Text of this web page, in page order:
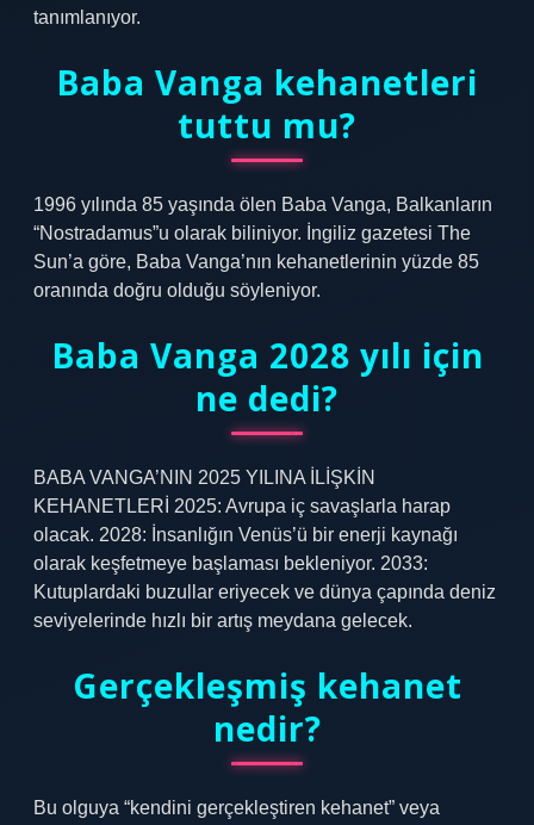
tanımlanıyor.
Baba Vanga kehanetleri
tuttu mu?
1996 yılında 85 yaşında ölen Baba Vanga, Balkanların
“Nostradamus”u olarak biliniyor. İngiliz gazetesi The
Sun’a göre, Baba Vanga’nın kehanetlerinin yüzde 85
oranında doğru olduğu söyleniyor.
Baba Vanga 2028 yılı için
ne dedi?
BABA VANGA’NIN 2025 YILINA İLİŞKİN
KEHANETLERİ 2025: Avrupa iç savaşlarla harap
olacak. 2028: İnsanlığın Venüs’ü bir enerji kaynağı
olarak keşfetmeye başlaması bekleniyor. 2033:
Kutuplardaki buzullar eriyecek ve dünya çapında deniz
seviyelerinde hızlı bir artış meydana gelecek.
Gerçekleşmiş kehanet
nedir?
Bu olguya “kendini gerçekleştiren kehanet” veya